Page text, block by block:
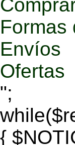
Formas
Envíos
Ofertas
";
{